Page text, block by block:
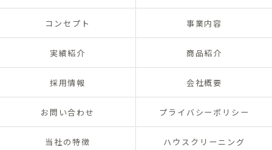
コンセプト 事業内容
実績紹介 商品紹介
採用情報 会社概要
お問い合わせ プライバシーポリシー
当社の特徴 ハウスクリーニング